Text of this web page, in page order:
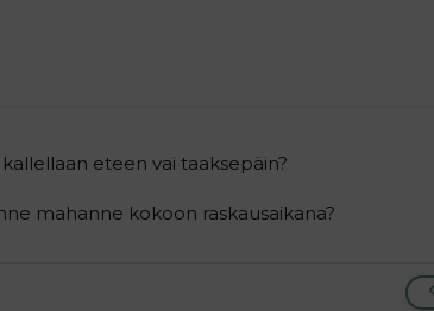
eteen vai taaksepäin?
mahanne kokoon raskausaikana?